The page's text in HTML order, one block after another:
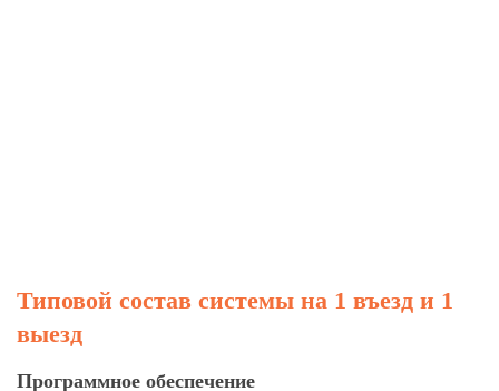
Типовой состав системы на 1 въезд и 1
выезд
Программное обеспечение